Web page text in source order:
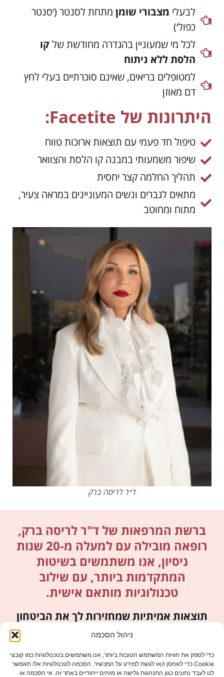
ניהול הסכמה
כדי לספק את חוויות המשתמש הטובות ביותר, אנו משתמשים בטכנולוגיות כמו קובצי
Cookie כדי לאחסן ו/או לגשת למידע על המכשיר. הסכמה לטכנולוגיות אלו תאפשר
לנו לעבד נתונים כגון התנהגות גלישה או מזהים ייחודיים באתר זה. אי הסכמה או
לבעלי מצבורי שומן מתחת לסנטר (׳סנטר
כפול׳)
לכל מי שמעוניין בהגדרה מחודשת שלקו
הלסת ללא ניתוח
למטופלים בריאים, שאינם סוכרתיים בעלי לחץ
דם מאוזן
היתרונות של Facetite:
טיפול חד פעמי עם תוצאות ארוכות טווח
שיפור משמעותי במבנה קו הלסת והצוואר
תהליך החלמה קצר יחסית
מתאים לגברים ונשים המעוניינים במראה צעיר,
מתוח ומחוטב
ד״ר לריסה ברק
ברשת המרפאות של ד"ר לריסה ברק,
רופאה מובילה עם למעלה מ-20 שנות
ניסיון, אנו משתמשים בשיטות
המתקדמות ביותר, עם שילוב
טכנולוגיות מותאם אישית.
תוצאות אמיתיות שמחזירות לך את הביטחון
בעור שלך.